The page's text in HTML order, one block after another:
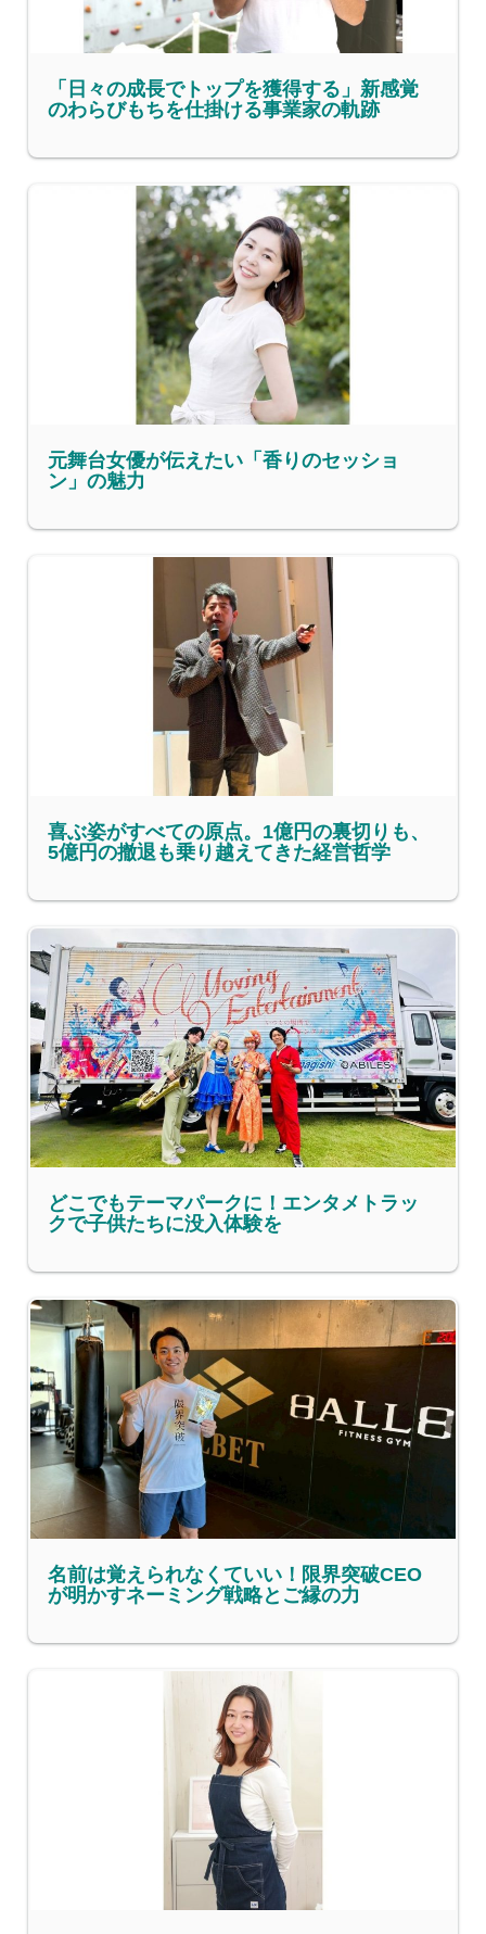
「日々の成長でトップを獲得する」新感覚
のわらびもちを仕掛ける事業家の軌跡
元舞台女優が伝えたい「香りのセッショ
ン」の魅力
喜ぶ姿がすべての原点。1億円の裏切りも、
5億円の撤退も乗り越えてきた経営哲学
どこでもテーマパークに！エンタメトラッ
クで子供たちに没入体験を
名前は覚えられなくていい！限界突破CEO
が明かすネーミング戦略とご縁の力